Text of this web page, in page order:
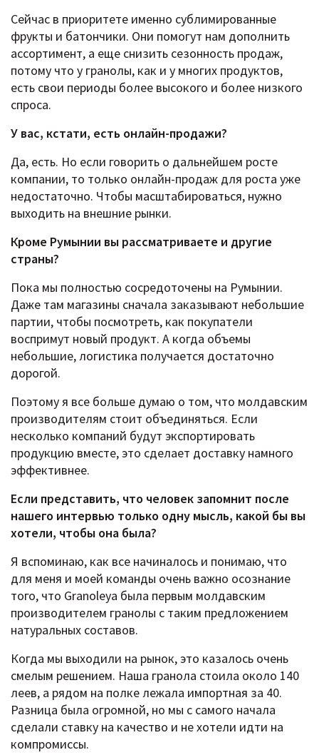
Сейчас в приоритете именно сублимированные
фрукты и батончики. Они помогут нам дополнить
ассортимент, а еще снизить сезонность продаж,
потому что у гранолы, как и у многих продуктов,
есть свои периоды более высокого и более низкого
спроса.
У вас, кстати, есть онлайн-продажи?
Да, есть. Но если говорить о дальнейшем росте
компании, то только онлайн-продаж для роста уже
недостаточно. Чтобы масштабироваться, нужно
выходить на внешние рынки.
Кроме Румынии вы рассматриваете и другие
страны?
Пока мы полностью сосредоточены на Румынии.
Даже там магазины сначала заказывают небольшие
партии, чтобы посмотреть, как покупатели
воспримут новый продукт. А когда объемы
небольшие, логистика получается достаточно
дорогой.
Поэтому я все больше думаю о том, что молдавским
производителям стоит объединяться. Если
несколько компаний будут экспортировать
продукцию вместе, это сделает доставку намного
эффективнее.
Если представить, что человек запомнит после
нашего интервью только одну мысль, какой бы вы
хотели, чтобы она была?
Я вспоминаю, как все начиналось и понимаю, что
для меня и моей команды очень важно осознание
того, что Granoleya была первым молдавским
производителем гранолы с таким предложением
натуральных составов.
Когда мы выходили на рынок, это казалось очень
смелым решением. Наша гранола стоила около 140
леев, а рядом на полке лежала импортная за 40.
Разница была огромной, но мы с самого начала
сделали ставку на качество и не хотели идти на
компромиссы.